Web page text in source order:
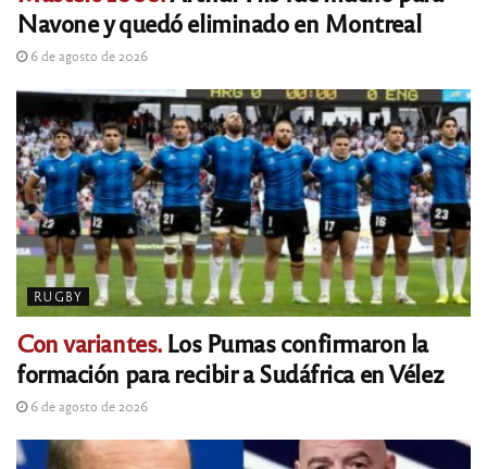
Navone y quedó eliminado en Montreal
6 de agosto de 2026
RUGBY
Con variantes.Los Pumas confirmaron la
formación para recibir a Sudáfrica en Vélez
6 de agosto de 2026